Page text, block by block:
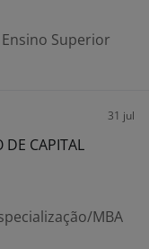
Ensino Superior
31 jul
DE CAPITAL
MBA